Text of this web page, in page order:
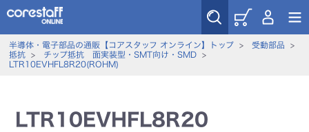
半導体・電子部品の通販【コアスタッフ オンライン】トップ> 受動部品 >
抵抗> チップ抵抗 面実装型・SMT向け・SMD>
LTR10EVHFL8R20(ROHM)
LTR10EVHFL8R20